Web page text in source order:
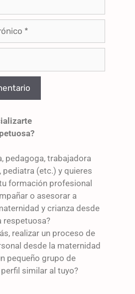
pedagoga, trabajadora
pediatra (etc.) y quieres
formación profesional
o asesorar a
y crianza desde
respetuosa?
realizar un proceso de
desde la maternidad
pequeño grupo de
similar al tuyo?